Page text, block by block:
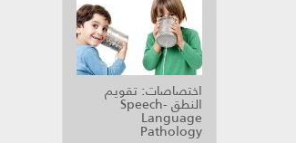
اختصاصات: تقويم
النطق Speech-
Language
Pathology